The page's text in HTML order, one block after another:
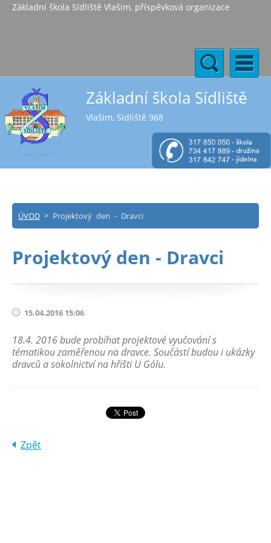
Základní škola Sídliště Vlašim, příspěvková organizace
Základní škola Sídliště
Vlašim, Sídliště 968
ÚVOD > Projektový den - Dravci
Projektový den - Dravci
15.04.2016 15:06
18.4. 2016 bude probíhat projektové vyučování s
tématikou zaměřenou na dravce. Součástí budou i ukázky
dravců a sokolnictví na hřišti U Gólu.
Zpět